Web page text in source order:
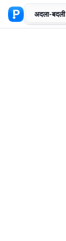
अदला-बदली